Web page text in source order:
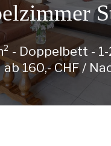
- Doppelbett -
ab 160,- CHF /